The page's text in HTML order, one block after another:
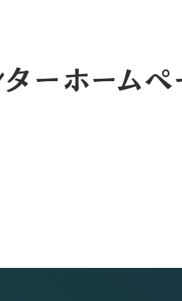
ーホーム